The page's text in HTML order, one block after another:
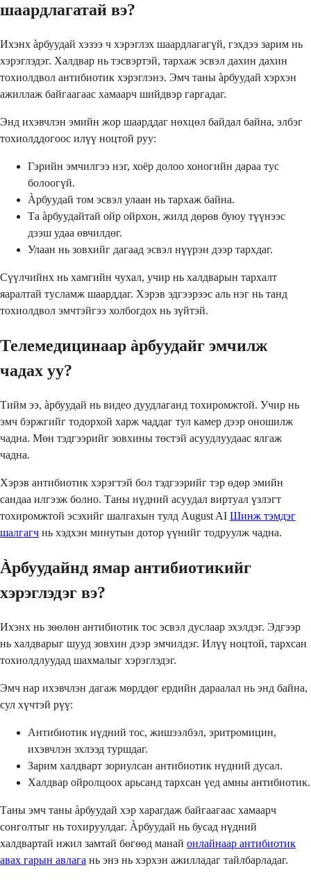
шаардлагатай вэ?
Ихэнх àрбуудай хэзээ ч хэрэглэх шаардлагагүй, гэхдээ зарим нь
хэрэглэдэг. Халдвар нь тэсвэртэй, тархаж эсвэл дахин дахин
тохиолдвол антибиотик хэрэглэнэ. Эмч таны àрбуудай хэрхэн
ажиллаж байгаагаас хамаарч шийдвэр гаргадаг.
Энд ихэвчлэн эмийн жор шаарддаг нөхцөл байдал байна, элбэг
тохиолддогоос илүү ноцтой руу:
Гэрийн эмчилгээ нэг, хоёр долоо хоногийн дараа тус
болоогүй.
Àрбуудай том эсвэл улаан нь тархаж байна.
Та àрбуудайтай ойр ойрхон, жилд дөрөв буюу түүнээс
дээш удаа өвчилдөг.
Улаан нь зовхийг дагаад эсвэл нүүрэн дээр тархдаг.
Сүүлчийнх нь хамгийн чухал, учир нь халдварын тархалт
яаралтай тусламж шаарддаг. Хэрэв эдгээрээс аль нэг нь танд
тохиолдвол эмчтэйгээ холбогдох нь зүйтэй.
Телемедицинаар àрбуудайг эмчилж
чадах уу?
Тийм ээ, àрбуудай нь видео дуудлаганд тохиромжтой. Учир нь
эмч бэржгийг тодорхой харж чаддаг тул камер дээр оношилж
чадна. Мөн тэдгээрийг зовхины төстэй асуудлуудаас ялгаж
чадна.
Хэрэв антибиотик хэрэгтэй бол тэдгээрийг тэр өдөр эмийн
сандаа илгээж болно. Таны нүдний асуудал виртуал үзлэгт
тохиромжтой эсэхийг шалгахын тулд August AI Шинж тэмдэг
шалгагч нь хэдхэн минутын дотор үүнийг тодруулж чадна.
Àрбуудайнд ямар антибиотикийг
хэрэглэдэг вэ?
Ихэнх нь зөөлөн антибиотик тос эсвэл дуслаар эхэлдэг. Эдгээр
нь халдварыг шууд зовхин дээр эмчилдэг. Илүү ноцтой, тархсан
тохиолдлуудад шахмалыг хэрэглэдэг.
Эмч нар ихэвчлэн дагаж мөрддөг ердийн дараалал нь энд байна,
сул хүчтэй рүү:
Антибиотик нүдний тос, жишээлбэл, эритромицин,
ихэвчлэн эхлээд туршдаг.
Зарим халдварт зориулсан антибиотик нүдний дусал.
Халдвар ойролцоох арьсанд тархсан үед амны антибиотик.
Таны эмч таны àрбуудай хэр харагдаж байгаагаас хамаарч
сонголтыг нь тохируулдаг. Àрбуудай нь бусад нүдний
халдвартай ижил замтай бөгөөд манай онлайнаар антибиотик
авах гарын авлага нь энэ нь хэрхэн ажилладаг тайлбарладаг.